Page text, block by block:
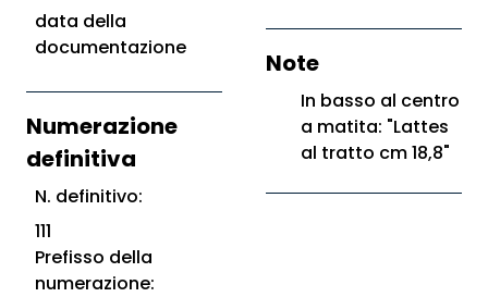
data della
documentazione
Numerazione
definitiva
N. definitivo:
111
Prefisso della
numerazione:
Note
In basso al centro
a matita: "Lattes
al tratto cm 18,8"